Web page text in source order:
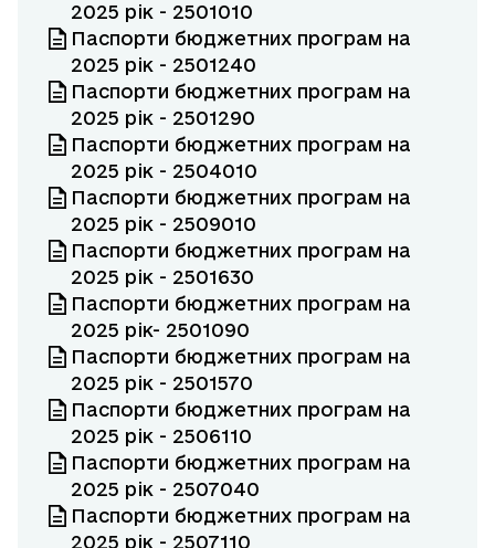
2025 рік - 2501010
Паспорти бюджетних програм на
2025 рік - 2501240
Паспорти бюджетних програм на
2025 рік - 2501290
Паспорти бюджетних програм на
2025 рік - 2504010
Паспорти бюджетних програм на
2025 рік - 2509010
Паспорти бюджетних програм на
2025 рік - 2501630
Паспорти бюджетних програм на
2025 рік- 2501090
Паспорти бюджетних програм на
2025 рік - 2501570
Паспорти бюджетних програм на
2025 рік - 2506110
Паспорти бюджетних програм на
2025 рік - 2507040
Паспорти бюджетних програм на
2025 рік - 2507110